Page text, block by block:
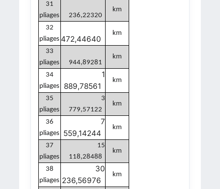
31
pliages
236,22320
km
32
pliages 472,44640
km
33
pliages
944,89281
km
34
pliages
1
889,78561
km
35
pliages
3
779,57122
km
36
pliages
7
559,14244
km
37
pliages
15
118,28488
km
38
pliages
30
236,56976
km